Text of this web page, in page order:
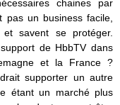
chaines par
un business facile,
savent se protéger.
de HbbTV dans
et la France ?
supporter un autre
étant un marché plus